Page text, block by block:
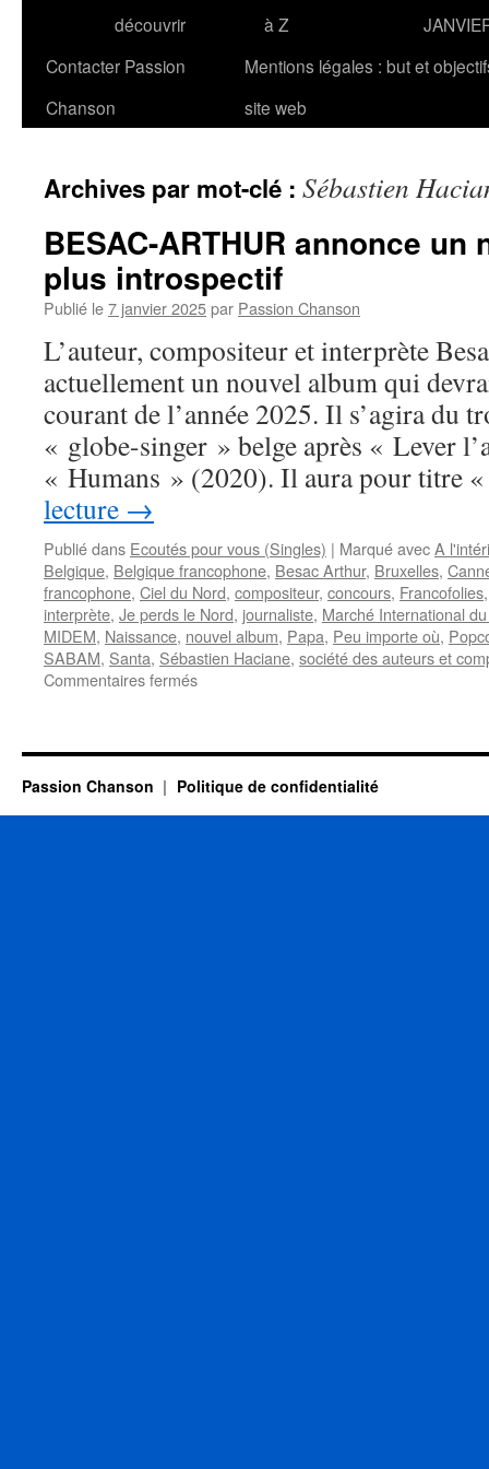
découvrir
à Z
Contacter Passion
Chanson
Mentions légales : but et
site web
Archives par mot-clé : Sébastien
BESAC-ARTHUR annonce un
plus introspectif
Publié le7 janvier 2025par Passion Chanson
L’auteur, compositeur et interprète
actuellement un nouvel album qui
courant de l’année 2025. Il s’agira du
« globe-singer » belge après « Lever
« Humans » (2020). Il aura pour
lecture →
Publié dans Ecoutés pour vous (Singles) | Marqué avecA
Belgique, Belgique francophone, Besac Arthur, Bruxelles,
francophone, Ciel du Nord, compositeur, concours, Francofolies
interprète, Je perds le Nord, journaliste, Marché International
MIDEM, Naissance, nouvel album, Papa, Peu importe où,
SABAM, Santa, Sébastien Haciane, société des auteurs et
Commentaires ferméssur
nouvel
Passion Chanson Politique de confidentialité